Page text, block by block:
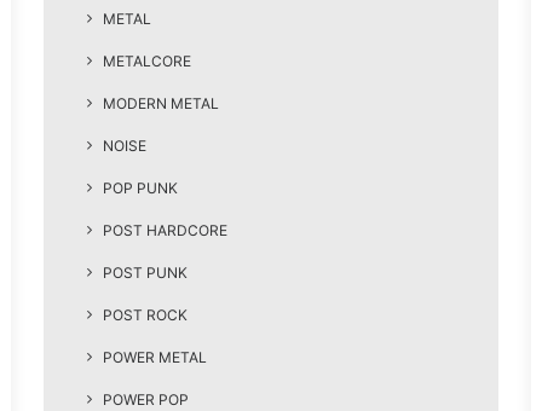
METAL
METALCORE
MODERN METAL
NOISE
POP PUNK
POST HARDCORE
POST PUNK
POST ROCK
POWER METAL
POWER POP